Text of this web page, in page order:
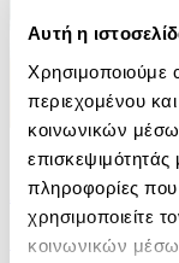
Αυτή η
Χρησιμοποιούμε
περιεχομένου
κοινωνικών
πληροφορίες
χρησιμοποιείτε
κοινωνικών
Αυτοί που
Jane Harper